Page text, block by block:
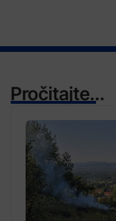
Pročitajte...